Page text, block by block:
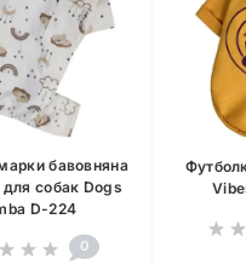
бавовняна
для собак Dogs
D-224
0